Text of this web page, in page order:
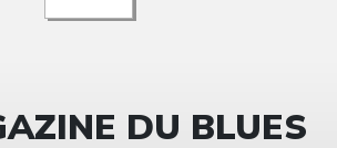
DU BLUES